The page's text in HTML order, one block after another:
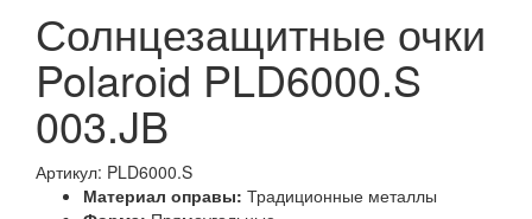
Солнцезащитные очки
Polaroid PLD6000.S
003.JB
Артикул: PLD6000.S
Материал оправы: Традиционные металлы